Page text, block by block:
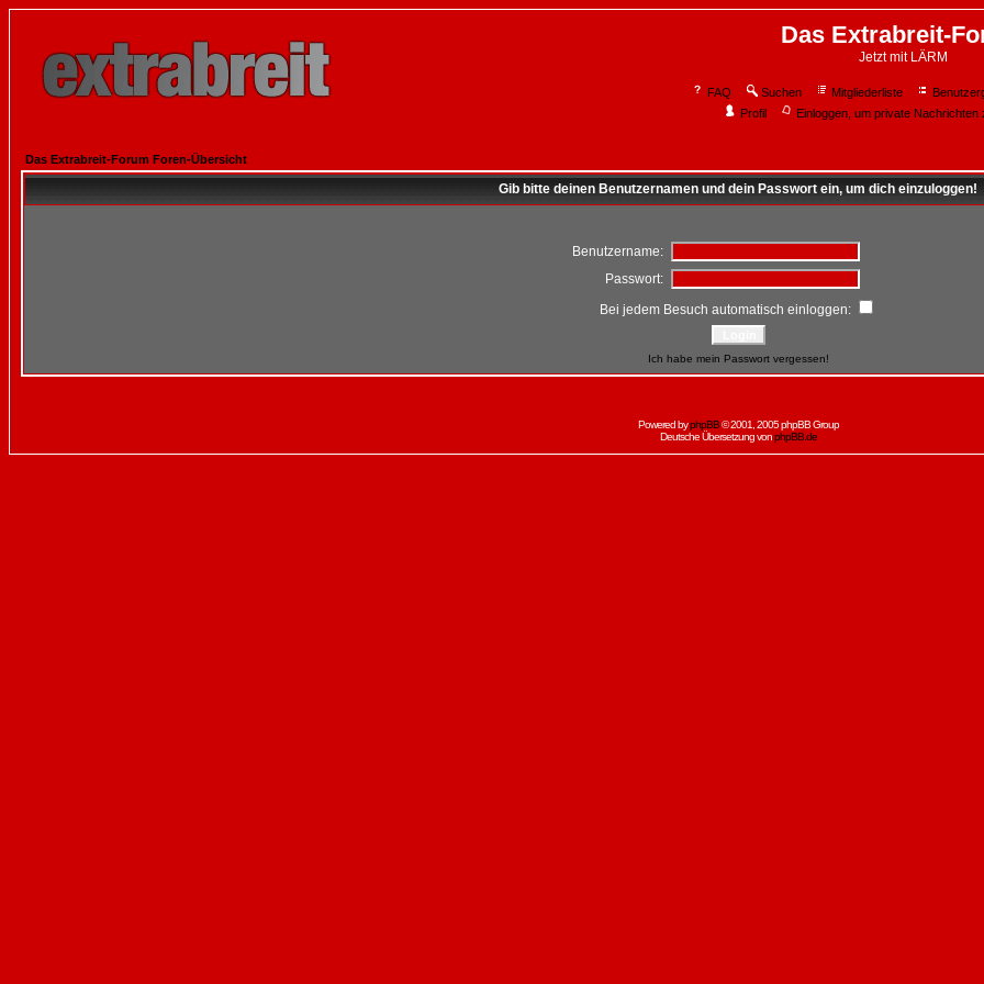
Das Extrabreit-
Jetzt mit LÄRM
FAQ Suchen Mitgliederliste
Profil
Einloggen, um private Nachrichten
Das Extrabreit-Forum Foren-Übersicht
Gib bitte deinen Benutzernamen und dein Passwort ein, um dich einzuloggen!
Benutzername:
Passwort:
Bei jedem Besuch automatisch einloggen:
Ich habe mein Passwort vergessen!
Powered byphpBB© 2001, 2005 phpBB Group
Deutsche Übersetzung vonphpBB.de